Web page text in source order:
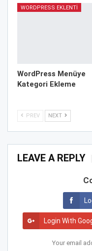
WORDPRESS EKLENTI
WordPress Menüye
Kategori Ekleme
PREV NEXT
LEAVE A REPLY
Login With
Your email